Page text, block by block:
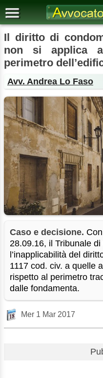
Il diritto di
non si applica
perimetro
Avv. Andrea Lo Faso
Caso e decisione.
28.09.16, il Tribunale
l’inapplicabilità del
1117 cod. civ. a quelle
rispetto al perimetro
dalle fondamenta.
Mer 1 Mar 2017